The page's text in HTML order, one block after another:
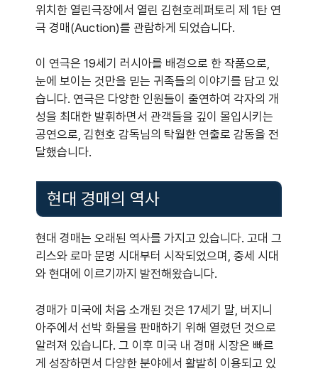
위치한 열린극장에서 열린 김현호레퍼토리 제 1탄 연
극 경매(Auction)를 관람하게 되었습니다.
이 연극은 19세기 러시아를 배경으로 한 작품으로,
눈에 보이는 것만을 믿는 귀족들의 이야기를 담고 있
습니다. 연극은 다양한 인원들이 출연하여 각자의 개
성을 최대한 발휘하면서 관객들을 깊이 몰입시키는
공연으로, 김현호 감독님의 탁월한 연출로 감동을 전
달했습니다.
현대 경매의 역사
현대 경매는 오래된 역사를 가지고 있습니다. 고대 그
리스와 로마 문명 시대부터 시작되었으며, 중세 시대
와 현대에 이르기까지 발전해왔습니다.
경매가 미국에 처음 소개된 것은 17세기 말, 버지니
아주에서 선박 화물을 판매하기 위해 열렸던 것으로
알려져 있습니다. 그 이후 미국 내 경매 시장은 빠르
게 성장하면서 다양한 분야에서 활발히 이용되고 있